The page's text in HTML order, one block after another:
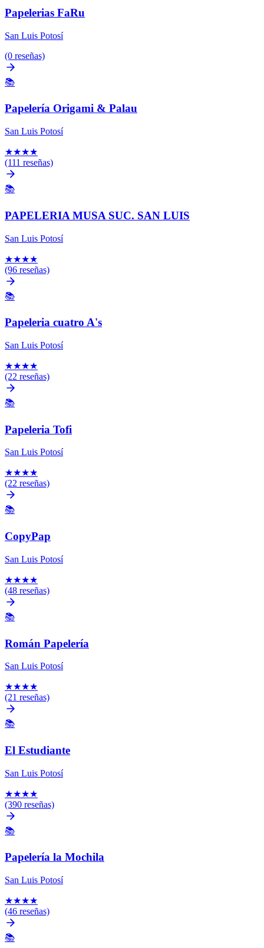
Papelerias FaRu
San Luis Potosí
(0 reseñas)
📚
Papelería Origami & Palau
San Luis Potosí
★★★★
(111 reseñas)
📚
PAPELERIA MUSA SUC. SAN LUIS
San Luis Potosí
★★★★
(96 reseñas)
📚
Papeleria cuatro A's
San Luis Potosí
★★★★
(22 reseñas)
📚
Papeleria Tofi
San Luis Potosí
★★★★
(22 reseñas)
📚
CopyPap
San Luis Potosí
★★★★
(48 reseñas)
📚
Román Papelería
San Luis Potosí
★★★★
(21 reseñas)
📚
El Estudiante
San Luis Potosí
★★★★
(390 reseñas)
📚
Papelería la Mochila
San Luis Potosí
★★★★
(46 reseñas)
📚